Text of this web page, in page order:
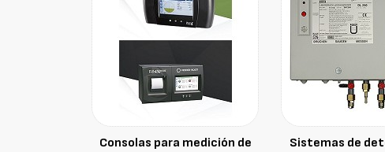
Consolas para medición de
Sistemas de